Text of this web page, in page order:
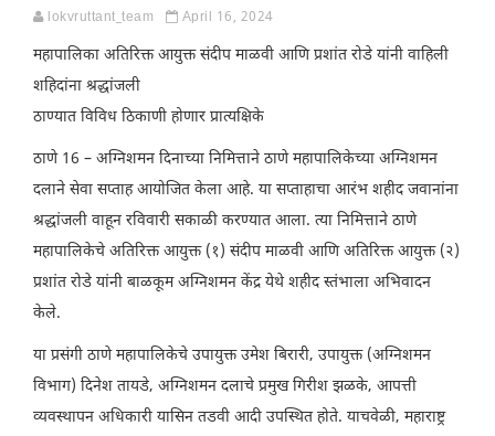
lokvruttant_team April 16, 2024
महापालिका अतिरिक्त आयुक्त संदीप माळवी आणि प्रशांत रोडे यांनी वाहिली
शहिदांना श्रद्धांजली
ठाण्यात विविध ठिकाणी होणार प्रात्यक्षिके
ठाणे 16 – अग्निशमन दिनाच्या निमित्ताने ठाणे महापालिकेच्या अग्निशमन
दलाने सेवा सप्ताह आयोजित केला आहे. या सप्ताहाचा आरंभ शहीद जवानांना
श्रद्धांजली वाहून रविवारी सकाळी करण्यात आला. त्या निमित्ताने ठाणे
महापालिकेचे अतिरिक्त आयुक्त (१) संदीप माळवी आणि अतिरिक्त आयुक्त (२)
प्रशांत रोडे यांनी बाळकूम अग्निशमन केंद्र येथे शहीद स्तंभाला अभिवादन
केले.
या प्रसंगी ठाणे महापालिकेचे उपायुक्त उमेश बिरारी, उपायुक्त (अग्निशमन
विभाग) दिनेश तायडे, अग्निशमन दलाचे प्रमुख गिरीश झळके, आपत्ती
व्यवस्थापन अधिकारी यासिन तडवी आदी उपस्थित होते. याचवेळी, महाराष्ट्र